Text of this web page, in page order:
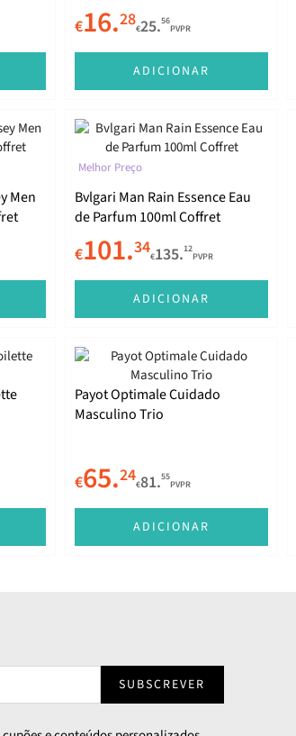
€16.28€25.56
PVPR
ADICIONAR
Men
Melhor Preço
Bvlgari Man Rain Essence Eau
de Parfum 100ml Coffret
€101.34€135.12
PVPR
ADICIONAR
Payot Optimale Cuidado
Masculino Trio
€65.24€81.55
PVPR
ADICIONAR
SUBSCREVER